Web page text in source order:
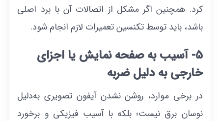
کرد. همچنین اگر مشکل از اتصالات آن با برد اصلی
باشد، باید توسط تکنسین تعمیرات لازم انجام شود.
5- آسیب به صفحه نمایش یا اجزای
خارجی به دلیل ضربه
در برخی موارد، روشن نشدن آیفون تصویری به‌دلیل
نوسان برق نیست؛ بلکه با آسیب فیزیکی و برخورد